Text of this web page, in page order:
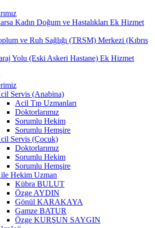
Kadın Doğum ve Hastalıkları Ek Hizmet
ve Ruh Sağlığı (TRSM) Merkezi (Kıbrıs
Yolu (Eski Askeri Hastane) Ek Hizmet
Servis (Anabina)
Acil Tıp Uzmanları
Doktorlarımız
Sorumlu Hekim
Sorumlu Hemşire
Servis (Çocuk)
Doktorlarımız
Sorumlu Hekim
Sorumlu Hemşire
Hekim Uzman
Kübra BULUT
Özge AYDIN
Gönül KARAKAYA
Gamze BATUR
Özge KURŞUN SAYGIN